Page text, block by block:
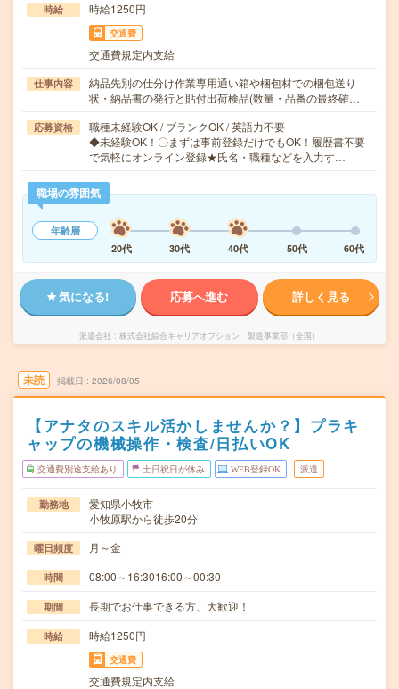
時給 時給1250円
交通費
交通費規定内支給
仕事内容
納品先別の仕分け作業専用通い箱や梱包材での梱包送り
状・納品書の発行と貼付出荷検品(数量・品番の最終確…
応募資格
職種未経験OK / ブランクOK / 英語力不要
◆未経験OK！〇まずは事前登録だけでもOK！履歴書不要
で気軽にオンライン登録★氏名・職種などを入力す…
職場の雰囲気
年齢層
20代
30代 40代 50代 60代
気になる! 応募へ進む 詳しく見る
派遣会社 株式会社綜合キャリアオプション 製造事業部（全国）
未読 掲載日 2026/08/05
【アナタのスキル活かしませんか？】プラキ
ャップの機械操作・検査/日払いOK
交通費別途支給あり 土日祝日が休み WEB登録OK 派遣
勤務地
愛知県小牧市
小牧原駅から徒歩20分
曜日頻度 月～金
時間 08:00～16:3016:00～00:30
期間 長期でお仕事できる方、大歓迎！
時給 時給1250円
交通費
交通費規定内支給